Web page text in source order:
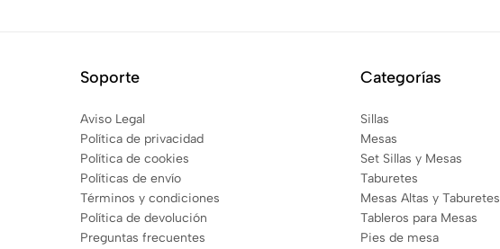
Soporte
Aviso Legal
Política de privacidad
Política de cookies
Políticas de envío
Términos y condiciones
Política de devolución
Preguntas frecuentes
Categorías
Sillas
Mesas
Set Sillas y Mesas
Taburetes
Mesas Altas y Taburetes
Tableros para Mesas
Pies de mesa